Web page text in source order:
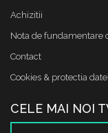
Achizitii
Nota de fundamentare
Contact
Cookies & protectia
CELE MAI NOI